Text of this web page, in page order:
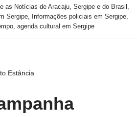
as Notícias de Aracaju, Sergipe e do Brasil,
Sergipe, Informações policiais em Sergipe,
agenda cultural em Sergipe
Estância